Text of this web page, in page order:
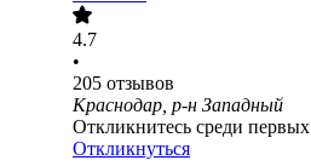
4.7
•
205 отзывов
Краснодар, р-н Западный
Откликнитесь среди первых
Откликнуться